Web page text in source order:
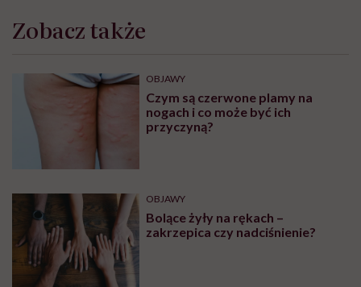
Zobacz także
OBJAWY
Czym są czerwone plamy na
nogach i co może być ich
przyczyną?
OBJAWY
Bolące żyły na rękach –
zakrzepica czy nadciśnienie?